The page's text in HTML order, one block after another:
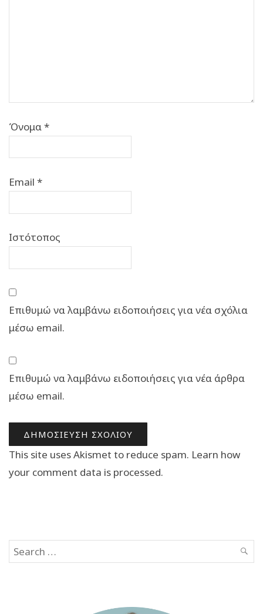
Όνομα*
Email *
Ιστότοπος
Επιθυμώ να λαμβάνω ειδοποιήσεις για νέα σχόλια
μέσω email.
Επιθυμώ να λαμβάνω ειδοποιήσεις για νέα άρθρα
μέσω email.
This site uses Akismet to reduce spam. Learn how
your comment data is processed.
Search
for: